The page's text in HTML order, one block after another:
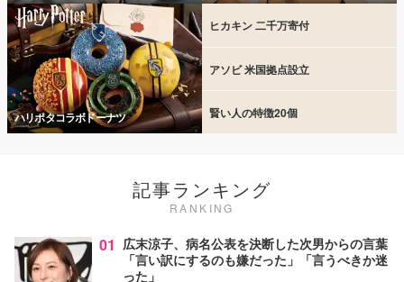
ハリポタコラボドーナツ
ヒカキン 二千万寄付
アソビ 米国拠点設立
賢い人の特徴20個
記事ランキング
RANKING
01 広末涼子、病名公表を決断した次男からの言葉
「言い訳にするのも嫌だった」「言うべきか迷
った」